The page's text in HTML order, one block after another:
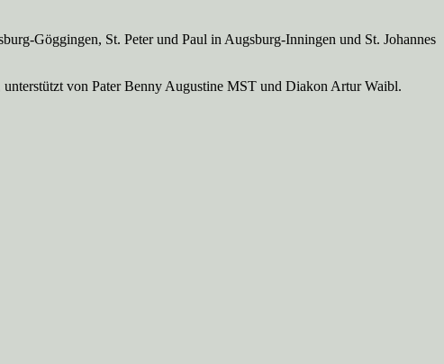
Göggingen, St. Peter und Paul in Augsburg-Inningen und St. Johannes
von Pater Benny Augustine MST und Diakon Artur Waibl.